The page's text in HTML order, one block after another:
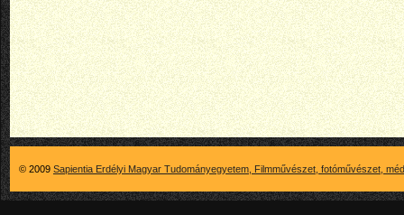
© 2009 Sapientia Erdélyi Magyar Tudományegyetem, Filmművészet, fotóművészet,